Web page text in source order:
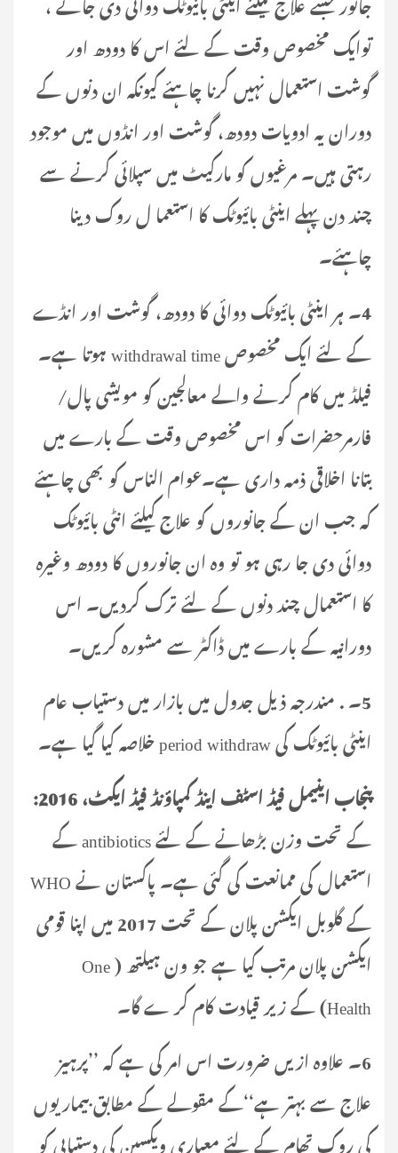
توایک مخصوص وقت کے لئے اس کا دودھ اور
گوشت استعمال نہیں کرنا چاہئے کیونکہ ان دنوں کے
دوران یہ ادویات دودھ، گوشت اور انڈوں میں موجود
رہتی ہیں۔ مرغیوں کو مارکیٹ میں سپلائی کرنے سے
چند دن پہلے اینٹی بائیوٹک کا استعما ل روک دینا
چاہئے۔
4۔ ہر اینٹی بائیوٹک دوائی کا دودھ، گوشت اور انڈے
کے لئے ایک مخصوص withdrawal time ہوتا ہے۔
فیلڈ میں کام کرنے والے معالجین کو مویشی پال/
فارمرحضرات کو اس مخصوص وقت کے بارے میں
بتانا اخلاقی ذمہ داری ہے۔عوام الناس کو بھی چاہئے
کہ جب ان کے جانوروں کو علاج کیلئے انٹی بائیوٹک
دوائی دی جا رہی ہو تو وہ ان جانوروں کا دودھ وغیرہ
کا استعمال چند دنوں کے لئے ترک کردیں۔ اس
دورانیہ کے بارے میں ڈاکٹر سے مشورہ کریں۔
5۔ . مندرجہ ذیل جدول میں بازار میں دستیاب عام
اینٹی بائیوٹک کی period withdraw خلاصہ کیا گیا ہے۔
پنجاب اینیمل فیڈ اسٹف اینڈ کمپاؤنڈ فیڈ ایکٹ، 2016:
کے تحت وزن بڑھانے کے لئے antibiotics کے
استعمال کی ممانعت کی گئی ہے۔ پاکستان نے WHO
کے گلوبل ایکشن پلان کے تحت 2017 میں اپنا قومی
ایکشن پلان مرتب کیا ہے جو ون ہیلتھ ( One
Health) کے زیر قیادت کام کر ے گا۔
6۔ علاوہ ازیں ضرورت اس امر کی ہے کہ ’’پرہیز
علاج سے بہتر ہے‘‘کے مقولے کے مطابق بیماریوں
کی روک تھام کے لئے معیاری ویکسین کی دستیابی کو